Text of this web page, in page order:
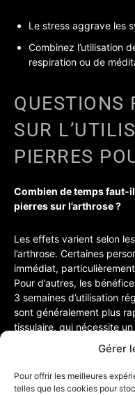
Gérer
Pour offrir les meilleures
telles que les cookies pour
Le stress aggrave les
Combinez l’utilisation
respiration ou de
QUESTIONS
SUR
PIERRES
Combien de temps faut-
pierres sur l’arthrose ?
Les effets varient selon
l’arthrose. Certaines
immédiat,
Pour d’autres, les
3 semaines d’utilisation
sont généralement plus
tissulaire, qui nécessite
?